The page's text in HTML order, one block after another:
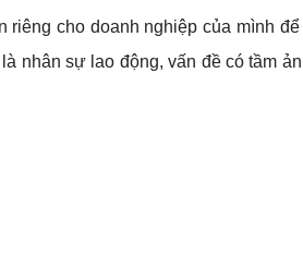
riêng cho doanh nghiệp của mình
nhân sự lao động, vấn đề có tầm